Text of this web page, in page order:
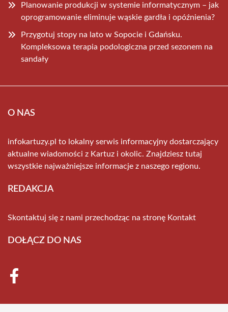
Planowanie produkcji w systemie informatycznym – jak
oprogramowanie eliminuje wąskie gardła i opóźnienia?
Przygotuj stopy na lato w Sopocie i Gdańsku.
Kompleksowa terapia podologiczna przed sezonem na
sandały
O NAS
infokartuzy.pl to lokalny serwis informacyjny dostarczający
aktualne wiadomości z Kartuz i okolic. Znajdziesz tutaj
wszystkie najważniejsze informacje z naszego regionu.
REDAKCJA
Skontaktuj się z nami przechodząc na stronę Kontakt
DOŁĄCZ DO NAS